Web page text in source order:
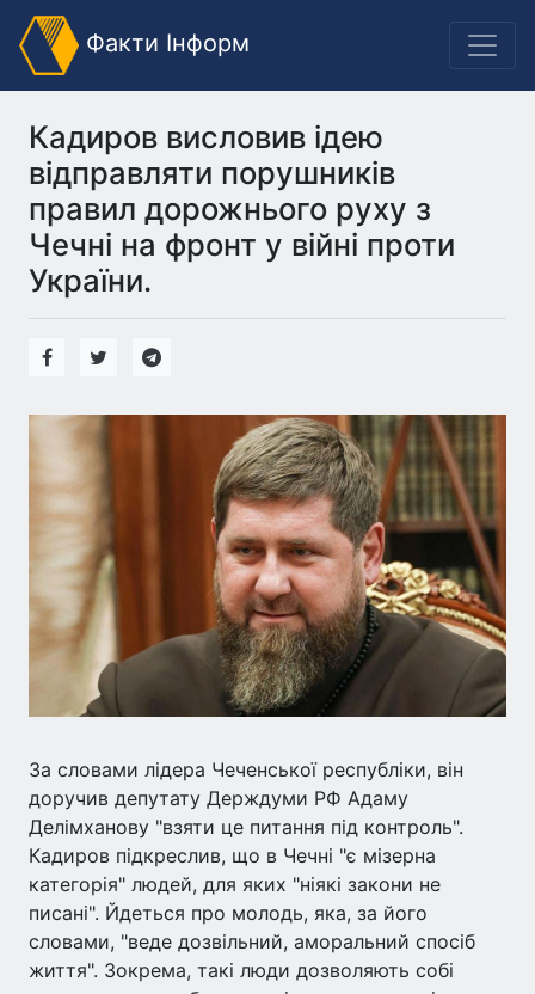
Факти Інформ
Кадиров висловив ідею
відправляти порушників
правил дорожнього руху з
Чечні на фронт у війні проти
України.
За словами лідера Чеченської республіки, він
доручив депутату Держдуми РФ Адаму
Делімханову "взяти це питання під контроль".
Кадиров підкреслив, що в Чечні "є мізерна
категорія" людей, для яких "ніякі закони не
писані". Йдеться про молодь, яка, за його
словами, "веде дозвільний, аморальний спосіб
життя". Зокрема, такі люди дозволяють собі